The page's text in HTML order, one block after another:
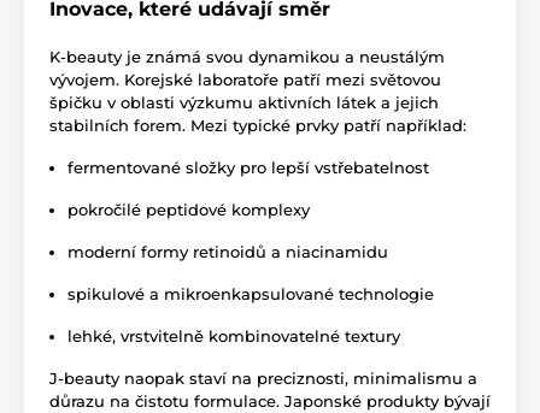
Inovace, které udávají směr
K-beauty je známá svou dynamikou a neustálým
vývojem. Korejské laboratoře patří mezi světovou
špičku v oblasti výzkumu aktivních látek a jejich
stabilních forem. Mezi typické prvky patří například:
fermentované složky pro lepší vstřebatelnost
pokročilé peptidové komplexy
moderní formy retinoidů a niacinamidu
spikulové a mikroenkapsulované technologie
lehké, vrstvitelně kombinovatelné textury
J-beauty naopak staví na preciznosti, minimalismu a
důrazu na čistotu formulace. Japonské produkty bývají